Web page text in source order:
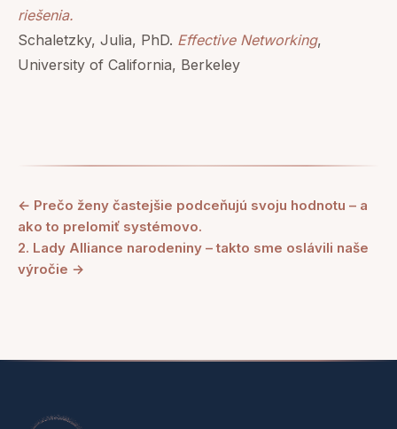
riešenia.
Schaletzky, Julia, PhD. Effective Networking,
University of California, Berkeley
← Prečo ženy častejšie podceňujú svoju hodnotu – a
ako to prelomiť systémovo.
2. Lady Alliance narodeniny – takto sme oslávili naše
výročie →